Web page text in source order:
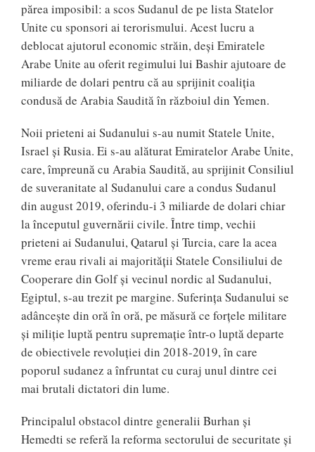
părea imposibil: a scos Sudanul de pe lista Statelor
Unite cu sponsori ai terorismului. Acest lucru a
deblocat ajutorul economic străin, deși Emiratele
Arabe Unite au oferit regimului lui Bashir ajutoare de
miliarde de dolari pentru că au sprijinit coaliția
condusă de Arabia Saudită în războiul din Yemen.
Noii prieteni ai Sudanului s-au numit Statele Unite,
Israel și Rusia. Ei s-au alăturat Emiratelor Arabe Unite,
care, împreună cu Arabia Saudită, au sprijinit Consiliul
de suveranitate al Sudanului care a condus Sudanul
din august 2019, oferindu-i 3 miliarde de dolari chiar
la începutul guvernării civile. Între timp, vechii
prieteni ai Sudanului, Qatarul și Turcia, care la acea
vreme erau rivali ai majorității Statele Consiliului de
Cooperare din Golf și vecinul nordic al Sudanului,
Egiptul, s-au trezit pe margine. Suferința Sudanului se
adâncește din oră în oră, pe măsură ce forțele militare
și miliție luptă pentru supremație într-o luptă departe
de obiectivele revoluției din 2018-2019, în care
poporul sudanez a înfruntat cu curaj unul dintre cei
mai brutali dictatori din lume.
Principalul obstacol dintre generalii Burhan și
Hemedti se referă la reforma sectorului de securitate și